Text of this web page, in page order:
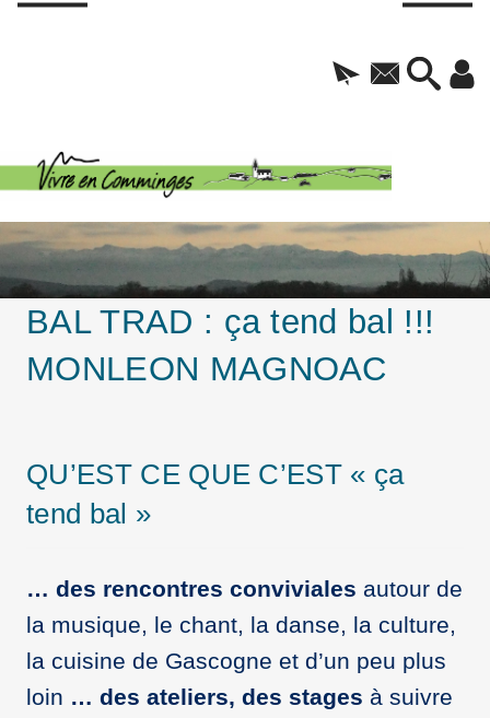
BAL TRAD : ça tend bal !!!
MONLEON MAGNOAC
QU’EST CE QUE C’EST « ça
tend bal »
… des rencontres conviviales autour de
la musique, le chant, la danse, la culture,
la cuisine de Gascogne et d’un peu plus
loin … des ateliers, des stages à suivre